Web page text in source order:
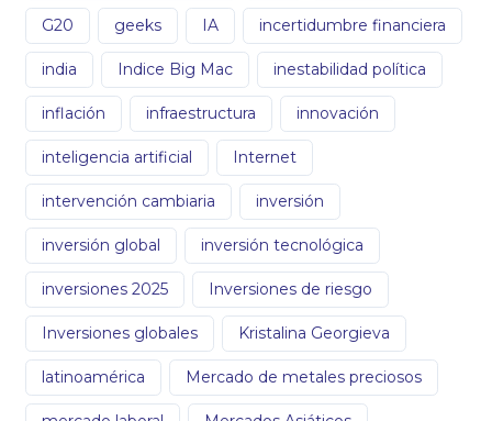
G20 geeks IA incertidumbre financiera
india Indice Big Mac inestabilidad política
inflación infraestructura innovación
inteligencia artificial Internet
intervención cambiaria inversión
inversión global inversión tecnológica
inversiones 2025 Inversiones de riesgo
Inversiones globales Kristalina Georgieva
latinoamérica Mercado de metales preciosos